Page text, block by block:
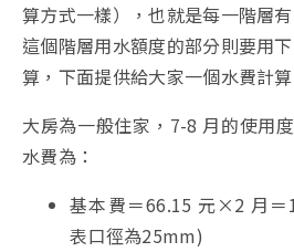
算方式一樣），也就是每一階層
這個階層用水額度的部分則要用
算，下面提供給大家一個水費計算
大房為一般住家，7-8 月的使用
水費為：
基本費＝66.15 元×2 月＝
表口徑為25mm)